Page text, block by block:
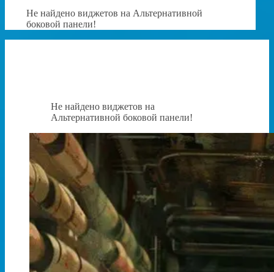
Не найдено виджетов на Альтернативной
боковой панели!
Не найдено виджетов на
Альтернативной боковой панели!